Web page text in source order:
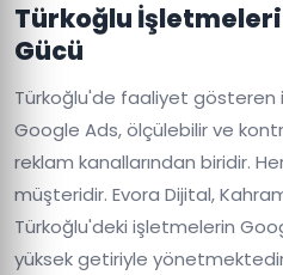
Türkoğlu
Gücü
Türkoğlu'de faaliyet gösteren
Google Ads, ölçülebilir ve
reklam kanallarından biridir.
müşteridir. Evora Dijital,
Türkoğlu'deki işletmelerin
yüksek getiriyle